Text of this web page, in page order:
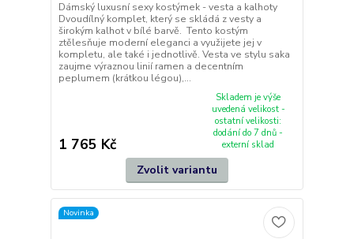
Dámský luxusní sexy kostýmek - vesta a kalhoty
Dvoudílný komplet, který se skládá z vesty a
širokým kalhot v bílé barvě. Tento kostým
ztělesňuje moderní eleganci a využijete jej v
kompletu, ale také i jednotlivě. Vesta ve stylu saka
zaujme výraznou linií ramen a decentním
peplumem (krátkou légou),...
1 765 Kč
Skladem je výše
uvedená velikost -
ostatní velikosti:
dodání do 7 dnů -
externí sklad
Zvolit variantu
Novinka